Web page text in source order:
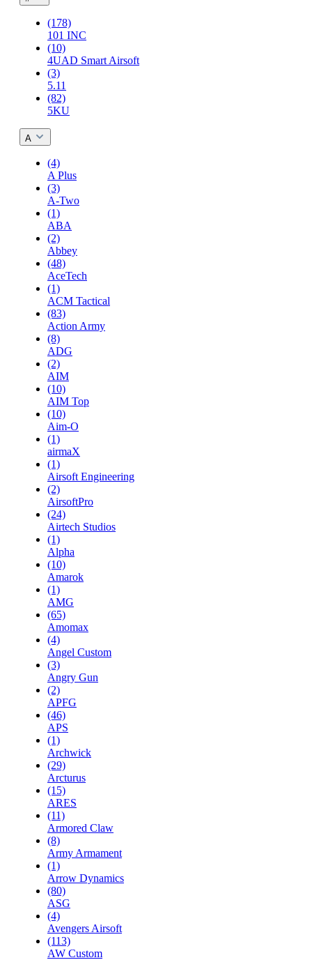
(178)
101 INC
(10)
4UAD Smart Airsoft
(3)
5.11
(82)
5KU
A
(4)
A Plus
(3)
A-Two
(1)
ABA
(2)
Abbey
(48)
AceTech
(1)
ACM Tactical
(83)
Action Army
(8)
ADG
(2)
AIM
(10)
AIM Top
(10)
Aim-O
(1)
airmaX
(1)
Airsoft Engineering
(2)
AirsoftPro
(24)
Airtech Studios
(1)
Alpha
(10)
Amarok
(1)
AMG
(65)
Amomax
(4)
Angel Custom
(3)
Angry Gun
(2)
APFG
(46)
APS
(1)
Archwick
(29)
Arcturus
(15)
ARES
(11)
Armored Claw
(8)
Army Armament
(1)
Arrow Dynamics
(80)
ASG
(4)
Avengers Airsoft
(113)
AW Custom